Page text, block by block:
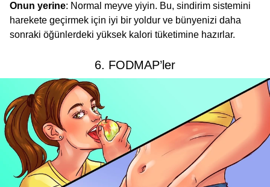
Onun yerine: Normal meyve yiyin. Bu, sindirim sistemini
harekete geçirmek için iyi bir yoldur ve bünyenizi daha
sonraki öğünlerdeki yüksek kalori tüketimine hazırlar.
6. FODMAP’ler